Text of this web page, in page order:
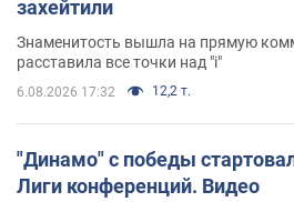
захейтили
Знаменитость вышла на прямую
расставила все точки над "i"
6.08.2026 17:32 12,2 т.
"Динамо" с победы
Лиги конференций. Видео